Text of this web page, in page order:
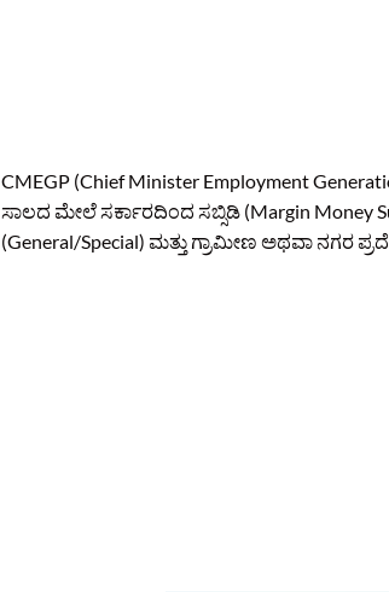
CMEGP (Chief Minister Employment
ಸಾಲದ ಮೇಲೆ ಸರ್ಕಾರದಿಂದ ಸಬ್ಸಿಡಿ (Margin Money
(General/Special) ಮತ್ತು ಗ್ರಾಮೀಣ ಅಥವಾ ನಗರ